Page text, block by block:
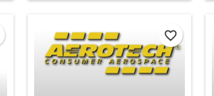
favorite_border